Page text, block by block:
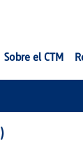
Sobre el CTM
)